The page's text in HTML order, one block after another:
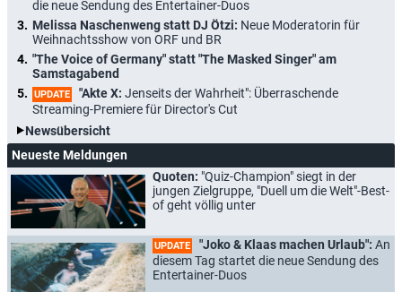
die neue Sendung des Entertainer-Duos
Melissa Naschenweng statt DJ Ötzi: Neue Moderatorin für
Weihnachtsshow von ORF und BR
"The Voice of Germany" statt "The Masked Singer" am
Samstagabend
UPDATE "Akte X: Jenseits der Wahrheit": Überraschende
Streaming-Premiere für Director's Cut
Newsübersicht
Neueste Meldungen
Quoten: "Quiz-Champion" siegt in der
jungen Zielgruppe, "Duell um die Welt"-Best-
of geht völlig unter
UPDATE "Joko & Klaas machen Urlaub": An
diesem Tag startet die neue Sendung des
Entertainer-Duos